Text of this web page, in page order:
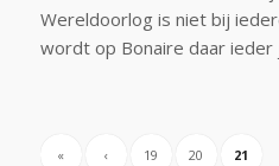
Wereldoorlog is niet bij
wordt op Bonaire daar ieder
« ‹ 19 20 21